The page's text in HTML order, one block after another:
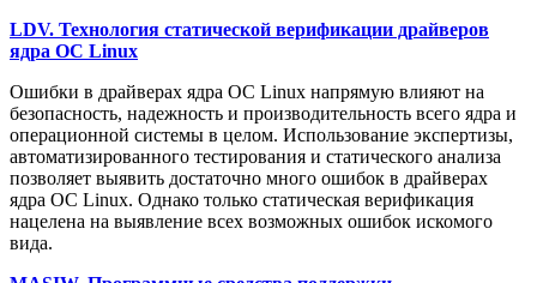
LDV. Технология статической верификации драйверов
ядра ОС Linux
Ошибки в драйверах ядра ОС Linux напрямую влияют на
безопасность, надежность и производительность всего ядра и
операционной системы в целом. Использование экспертизы,
автоматизированного тестирования и статического анализа
позволяет выявить достаточно много ошибок в драйверах
ядра ОС Linux. Однако только статическая верификация
нацелена на выявление всех возможных ошибок искомого
вида.